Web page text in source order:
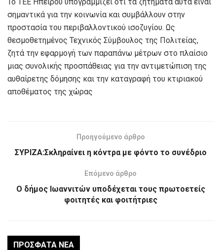
σημαντικά για την κοινωνία και συμβάλλουν στην
προστασία του περιβαλλοντικού ισοζυγίου. Ως
θεσμοθετημένος Τεχνικός Σύμβουλος της Πολιτείας,
ζητά την εφαρμογή των παραπάνω μέτρων στο πλαίσιο
μιας συνολικής προσπάθειας για την αντιμετώπιση της
αυθαίρετης δόμησης και την καταγραφή του κτιριακού
αποθέματος της χώρας
Προηγούμενο άρθρο
ΣΥΡΙΖΑ:Σκληραίνει η κόντρα με φόντο το συνέδριο
Επόμενο άρθρο
Ο δήμος Ιωαννιτών υποδέχεται τους πρωτοετείς
φοιτητές και φοιτήτριες
ΠΡΌΣΦΑΤΑ ΝΈΑ